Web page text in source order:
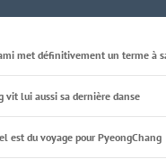
met définitivement un terme à
vit lui aussi sa dernière danse
est du voyage pour PyeongChang